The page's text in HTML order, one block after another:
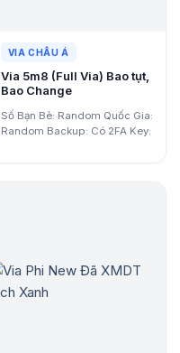
VIA CHÂU Á
Via 5m8 (Full Via) Bao tụt,
Bao Change
Số Bạn Bè: Random Quốc Gia:
Random Backup: Có 2FA Key: